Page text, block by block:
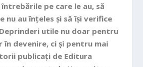
pe care le au, să
nu au înțeles și să își verifice
utile nu doar pentru
în devenire, ci și pentru mai
publicați de Editura